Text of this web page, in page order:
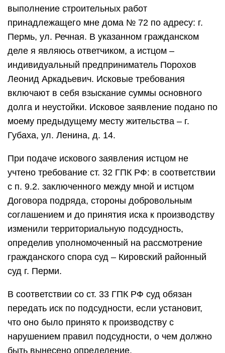
выполнение строительных работ
принадлежащего мне дома № 72 по адресу: г.
Пермь, ул. Речная. В указанном гражданском
деле я являюсь ответчиком, а истцом –
индивидуальный предприниматель Порохов
Леонид Аркадьевич. Исковые требования
включают в себя взыскание суммы основного
долга и неустойки. Исковое заявление подано по
моему предыдущему месту жительства – г.
Губаха, ул. Ленина, д. 14.
При подаче искового заявления истцом не
учтено требование ст. 32 ГПК РФ: в соответствии
с п. 9.2. заключенного между мной и истцом
Договора подряда, стороны добровольным
соглашением и до принятия иска к производству
изменили территориальную подсудность,
определив уполномоченный на рассмотрение
гражданского спора суд – Кировский районный
суд г. Перми.
В соответствии со ст. 33 ГПК РФ суд обязан
передать иск по подсудности, если установит,
что оно было принято к производству с
нарушением правил подсудности, о чем должно
быть вынесено определение.